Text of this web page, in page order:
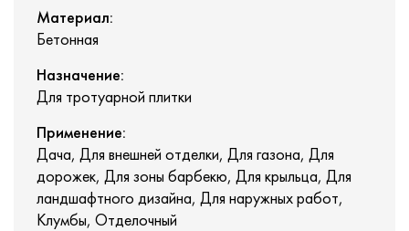
Материал:
Бетонная
Назначение:
Для тротуарной плитки
Применение:
Дача, Для внешней отделки, Для газона, Для
дорожек, Для зоны барбекю, Для крыльца, Для
ландшафтного дизайна, Для наружных работ,
Клумбы, Отделочный